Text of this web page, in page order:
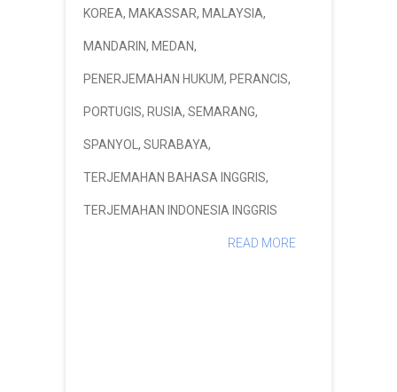
KOREA, MAKASSAR, MALAYSIA,
MANDARIN, MEDAN,
PENERJEMAHAN HUKUM, PERANCIS,
PORTUGIS, RUSIA, SEMARANG,
SPANYOL , SURABAYA,
TERJEMAHAN BAHASA INGGRIS,
TERJEMAHAN INDONESIA INGGRIS
READ MORE